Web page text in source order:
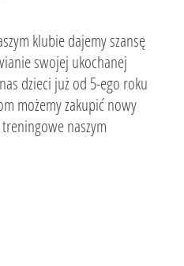
klubie dajemy szansę
swojej ukochanej
dzieci już od 5-ego roku
możemy zakupić nowy
naszym